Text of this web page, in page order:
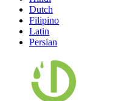
Dutch
Filipino
Latin
Persian